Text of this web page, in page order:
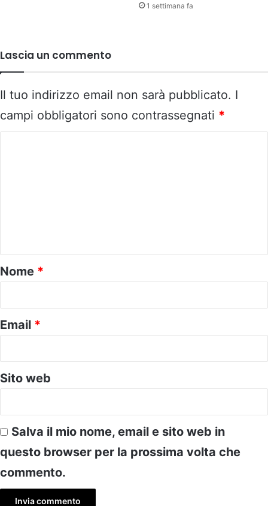
1 settimana fa
Lascia un commento
Il tuo indirizzo email non sarà pubblicato. I
campi obbligatori sono contrassegnati *
o
*
Nome *
Email *
Sito web
Salva il mio nome, email e sito web in
questo browser per la prossima volta che
commento.